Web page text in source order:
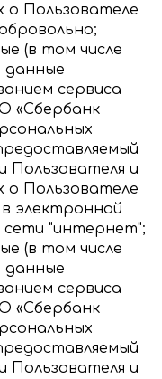
о Пользователе
(в том числе
данные
сервиса
«Сбербанк
Пользователя и
о Пользователе
электронной
сети "интернет";
(в том числе
данные
сервиса
«Сбербанк
Пользователя и